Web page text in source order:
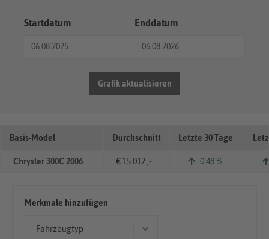
Startdatum Enddatum
Grafik aktualisieren
Basis-Model Durchschnitt Letzte 30 Tage
Chrysler 300C 2006 € 15.012 ,- 0.48 %
Merkmale hinzufügen
Fahrzeugtyp